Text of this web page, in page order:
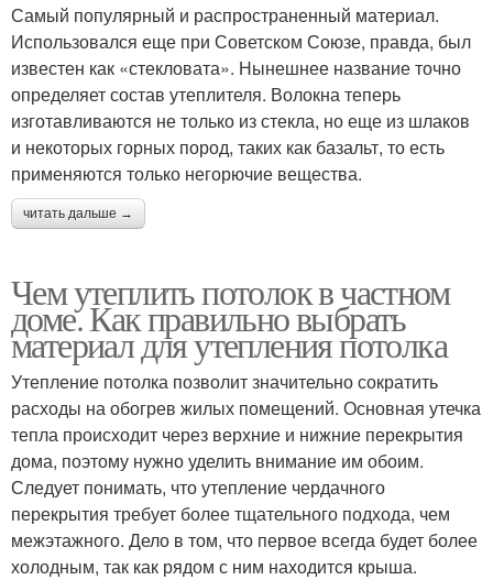
Самый популярный и распространенный материал.
Использовался еще при Советском Союзе, правда, был
известен как «стекловата». Нынешнее название точно
определяет состав утеплителя. Волокна теперь
изготавливаются не только из стекла, но еще из шлаков
и некоторых горных пород, таких как базальт, то есть
применяются только негорючие вещества.
читать дальше →
Чем утеплить потолок в частном
доме. Как правильно выбрать
материал для утепления потолка
Утепление потолка позволит значительно сократить
расходы на обогрев жилых помещений. Основная утечка
тепла происходит через верхние и нижние перекрытия
дома, поэтому нужно уделить внимание им обоим.
Следует понимать, что утепление чердачного
перекрытия требует более тщательного подхода, чем
межэтажного. Дело в том, что первое всегда будет более
холодным, так как рядом с ним находится крыша.